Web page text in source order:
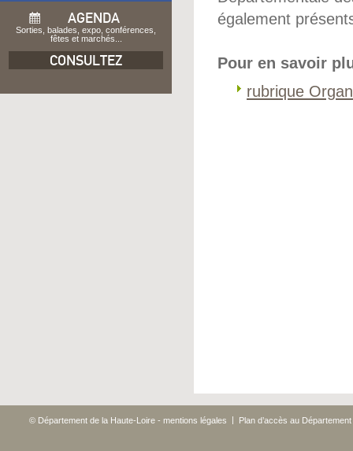
AGENDA
Sorties, balades, expo, conférences,
fêtes et marchés...
CONSULTEZ
également
Pour en savoir
rubrique
© Département de la Haute-Loire - mentions légales | Plan d’accès au